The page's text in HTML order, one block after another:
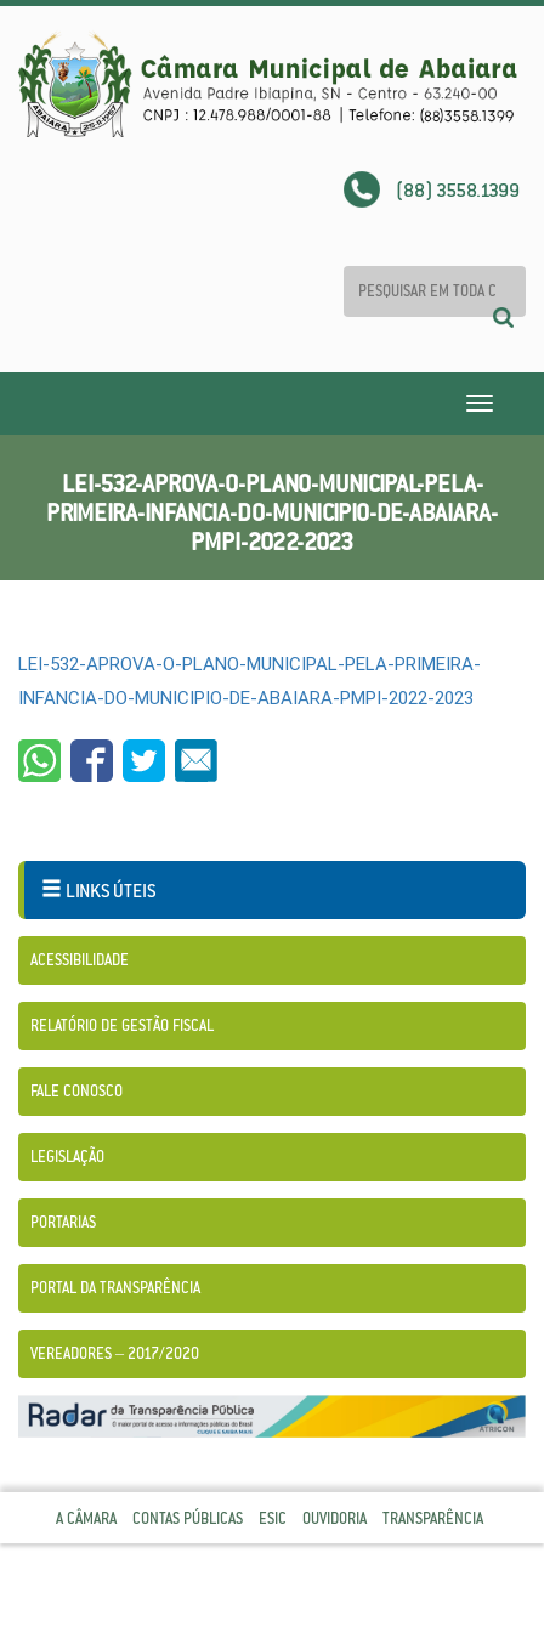
(88) 3558.1399
Toggle
LEI-532-APROVA-O-PLANO-MUNICIPAL-PELA-
PRIMEIRA-INFANCIA-DO-MUNICIPIO-DE-ABAIARA-
PMPI-2022-2023
LEI-532-APROVA-O-PLANO-MUNICIPAL-PELA-PRIMEIRA-
INFANCIA-DO-MUNICIPIO-DE-ABAIARA-PMPI-2022-2023
LINKS ÚTEIS
ACESSIBILIDADE
RELATÓRIO DE GESTÃO FISCAL
FALE CONOSCO
LEGISLAÇÃO
PORTARIAS
PORTAL DA TRANSPARÊNCIA
VEREADORES – 2017/2020
A CÂMARA CONTAS PÚBLICAS ESIC OUVIDORIA TRANSPARÊNCIA